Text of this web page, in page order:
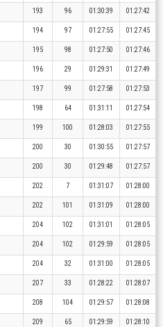
193 96 01:30:39 01:27:42
194 97 01:27:55 01:27:45
195 98 01:27:50 01:27:46
196 29 01:29:31 01:27:49
197 99 01:27:58 01:27:53
198 64 01:31:11 01:27:54
199 100 01:28:03 01:27:55
200 30 01:30:55 01:27:57
200 30 01:29:48 01:27:57
202 7 01:31:07 01:28:00
202 101 01:31:09 01:28:00
204 102 01:31:01 01:28:05
204 102 01:29:59 01:28:05
204 32 01:31:00 01:28:05
207 33 01:28:22 01:28:07
208 104 01:29:57 01:28:08
209 65 01:29:59 01:28:10